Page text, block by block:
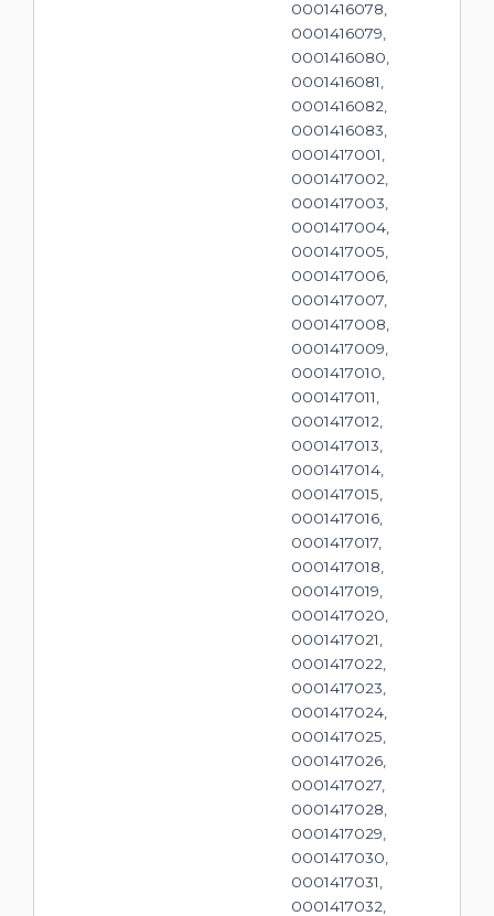
0001416078,
0001416079,
0001416080,
0001416081,
0001416082,
0001416083,
0001417001,
0001417002,
0001417003,
0001417004,
0001417005,
0001417006,
0001417007,
0001417008,
0001417009,
0001417010,
0001417011,
0001417012,
0001417013,
0001417014,
0001417015,
0001417016,
0001417017,
0001417018,
0001417019,
0001417020,
0001417021,
0001417022,
0001417023,
0001417024,
0001417025,
0001417026,
0001417027,
0001417028,
0001417029,
0001417030,
0001417031,
0001417032,